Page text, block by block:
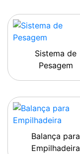
Sistema de
Pesagem
Balança para
Empilhadeira